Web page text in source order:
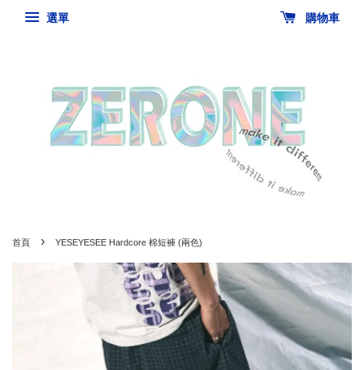
選單 購物車
首頁 › YESEYESEE Hardcore 棉短褲 (兩色)